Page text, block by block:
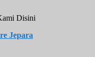
Disini
Jepara